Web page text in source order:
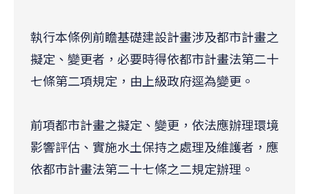
執行本條例前瞻基礎建設計畫涉及都市計畫之
擬定、變更者，必要時得依都市計畫法第二十
七條第二項規定，由上級政府逕為變更。
前項都市計畫之擬定、變更，依法應辦理環境
影響評估、實施水土保持之處理及維護者，應
依都市計畫法第二十七條之二規定辦理。